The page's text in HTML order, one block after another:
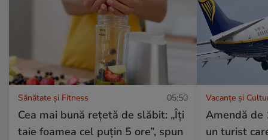
Sănătate și Fitness 05:50
Cea mai bună rețetă de slăbit: „Îți
taie foamea cel puțin 5 ore”, spun
Vacanțe și
Amendă de
un turist